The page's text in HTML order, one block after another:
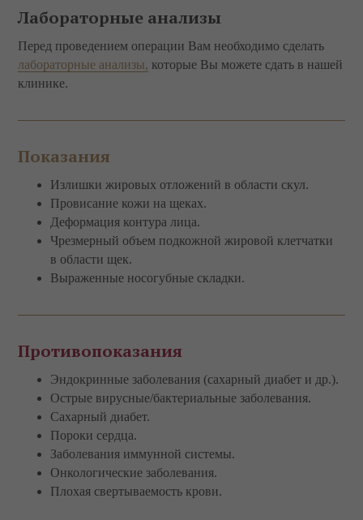
Лабораторные анализы
Перед проведением операции Вам необходимо сделать
лабораторные анализы, которые Вы можете сдать в нашей
клинике.
Показания
Излишки жировых отложений в области скул.
Провисание кожи на щеках.
Деформация контура лица.
Чрезмерный объем подкожной жировой клетчатки
в области щек.
Выраженные носогубные складки.
Противопоказания
Эндокринные заболевания (сахарный диабет и др.).
Острые вирусные/бактериальные заболевания.
Сахарный диабет.
Пороки сердца.
Заболевания иммунной системы.
Онкологические заболевания.
Плохая свертываемость крови.